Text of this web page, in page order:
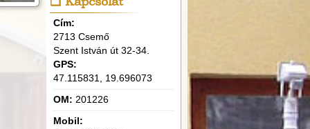
Cím:
2713 Csemő
Szent István út 32-34.
GPS:
47.115831, 19.696073
OM: 201226
Mobil: